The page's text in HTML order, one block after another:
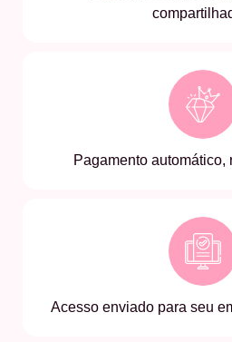
Pagamento automático,
Acesso enviado para seu